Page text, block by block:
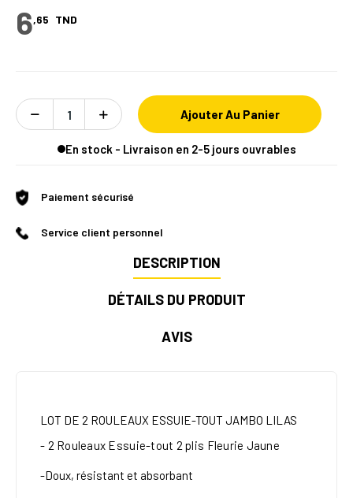
6,65 TND
Ajouter Au Panier
En stock - Livraison en 2-5 jours ouvrables
Paiement sécurisé
Service client personnel
DESCRIPTION
DÉTAILS DU PRODUIT
AVIS
LOT DE 2 ROULEAUX ESSUIE-TOUT JAMBO LILAS
- 2 Rouleaux Essuie-tout 2 plis Fleurie Jaune
-Doux, résistant et absorbant